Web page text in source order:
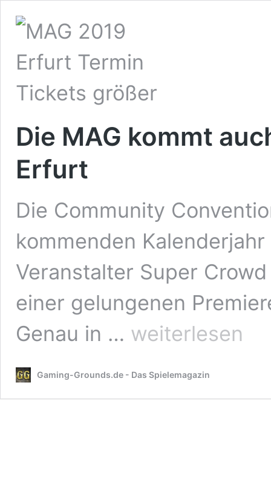
Die MAG kommt
Erfurt
Die Community
kommenden
Veranstalter Super
einer gelungenen
Genau in …
MAG
2019
nach
weiterlesen
Gaming-Grounds.de - Das Spielemagazin